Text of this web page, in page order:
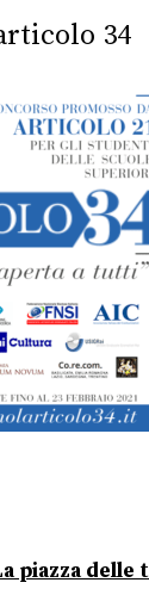
34
piazza delle